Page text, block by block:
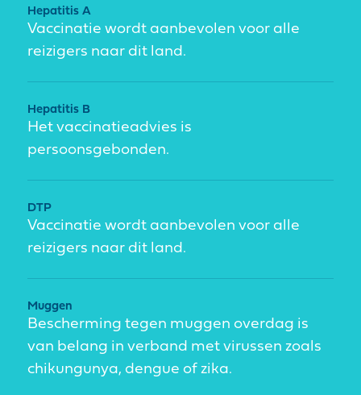
Hepatitis A
Vaccinatie wordt aanbevolen voor alle
reizigers naar dit land.
Hepatitis B
Het vaccinatieadvies is
persoonsgebonden.
DTP
Vaccinatie wordt aanbevolen voor alle
reizigers naar dit land.
Muggen
Bescherming tegen muggen overdag is
van belang in verband met virussen zoals
chikungunya, dengue of zika.